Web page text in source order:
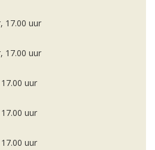
17.00 uur
17.00 uur
uur
uur
uur